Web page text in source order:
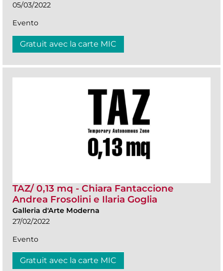
05/03/2022
Evento
Gratuit avec la carte MIC
TAZ/ 0,13 mq - Chiara Fantaccione
Andrea Frosolini e Ilaria Goglia
Galleria d'Arte Moderna
27/02/2022
Evento
Gratuit avec la carte MIC